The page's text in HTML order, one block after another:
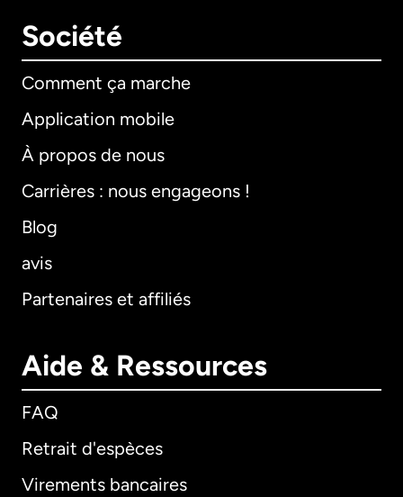
Société
Comment ça marche
Application mobile
À propos de nous
Carrières : nous engageons !
Blog
avis
Partenaires et affiliés
Aide & Ressources
FAQ
Retrait d'espèces
Virements bancaires